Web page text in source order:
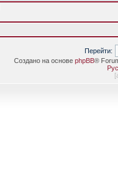
Перейти:
Создано на основе phpBB®
[